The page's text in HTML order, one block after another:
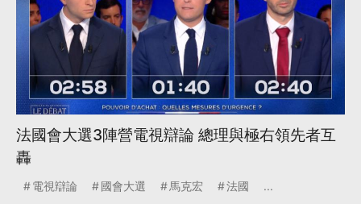
法國會大選3陣營電視辯論 總理與極右領先者互
轟
電視辯論 國會大選 馬克宏 法國 ...